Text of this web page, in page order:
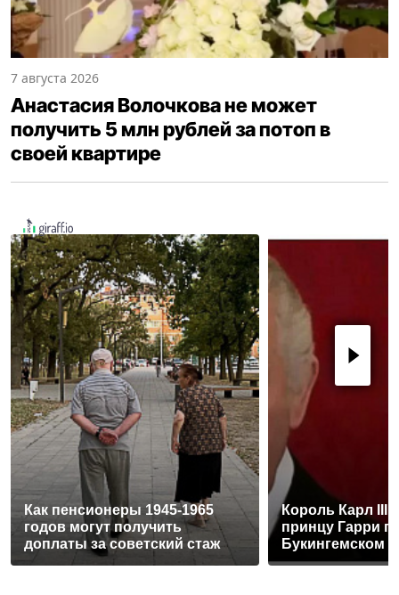
7 августа 2026
Анастасия Волочкова не может
получить 5 млн рублей за потоп в
своей квартире
Как пенсионеры 1945-1965
годов могут получить
доплаты за советский стаж
Король Карл III
принцу Гарри
Букингемском